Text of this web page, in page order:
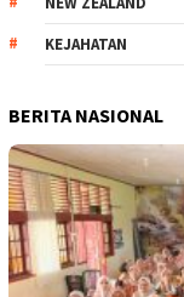
KEJAHATAN
BERITA NASIONAL